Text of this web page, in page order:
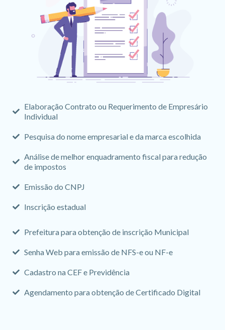
Elaboração Contrato ou Requerimento de Empresário
Individual
Pesquisa do nome empresarial e da marca escolhida
Análise de melhor enquadramento fiscal para redução
de impostos
Emissão do CNPJ
Inscrição estadual
Prefeitura para obtenção de inscrição Municipal
Senha Web para emissão de NFS-e ou NF-e
Cadastro na CEF e Previdência
Agendamento para obtenção de Certificado Digital